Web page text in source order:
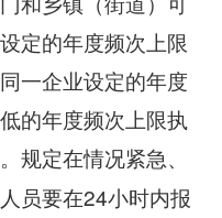
定的年度频次上限
一企业设定的年度
的年度频次上限执
规定在情况紧急、
员要在24小时内报